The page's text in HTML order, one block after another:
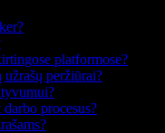
platformose?
peržiūrai?
procesus?